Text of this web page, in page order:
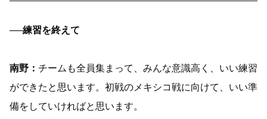
──練習を終えて
南野 ： チームも全員集まって、みんな意識高く、いい練習
ができたと思います。初戦のメキシコ戦に向けて、いい準
備をしていければと思います。